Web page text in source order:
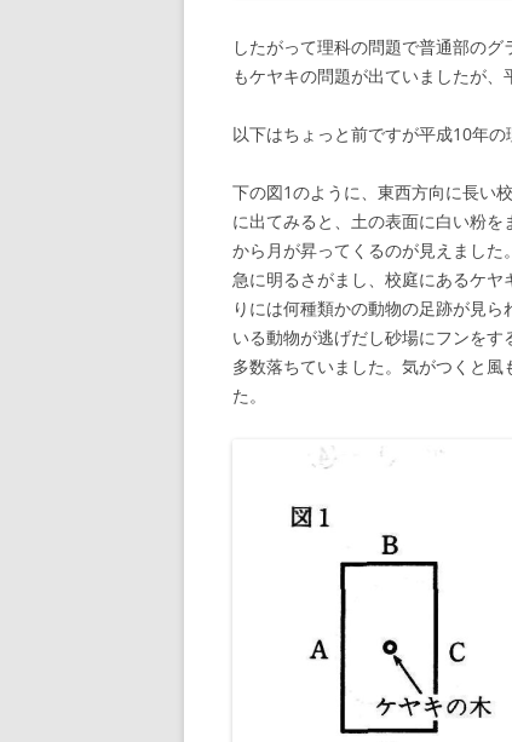
したがって理科の問題で普通部の
もケヤキの問題が出ていましたが、
以下はちょっと前ですが平成10年の
下の図1のように、東西方向に長い
に出てみると、土の表面に白い粉
から月が昇ってくるのが見えました
急に明るさがまし、校庭にあるケ
りには何種類かの動物の足跡が見
いる動物が逃げだし砂場にフンを
多数落ちていました。気がつくと
た。